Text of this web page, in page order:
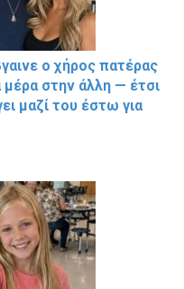
ο χήρος πατέρας
στην άλλη — έτσι
μαζί του έστω για